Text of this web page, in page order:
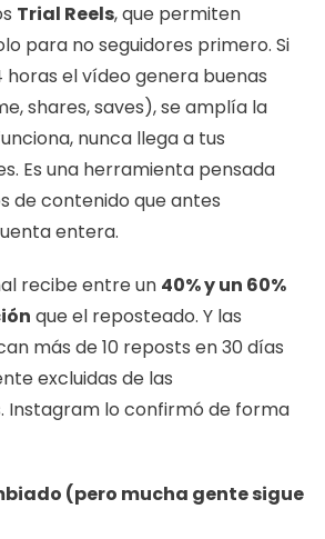
Trial Reels, que permiten
para no seguidores primero. Si
el vídeo genera buenas
shares, saves), se amplía la
nunca llega a tus
Es una herramienta pensada
de contenido que antes
entera.
recibe entre un 40% y un 60%
que el reposteado. Y las
más de 10 reposts en 30 días
excluidas de las
Instagram lo confirmó de forma
(pero mucha gente sigue